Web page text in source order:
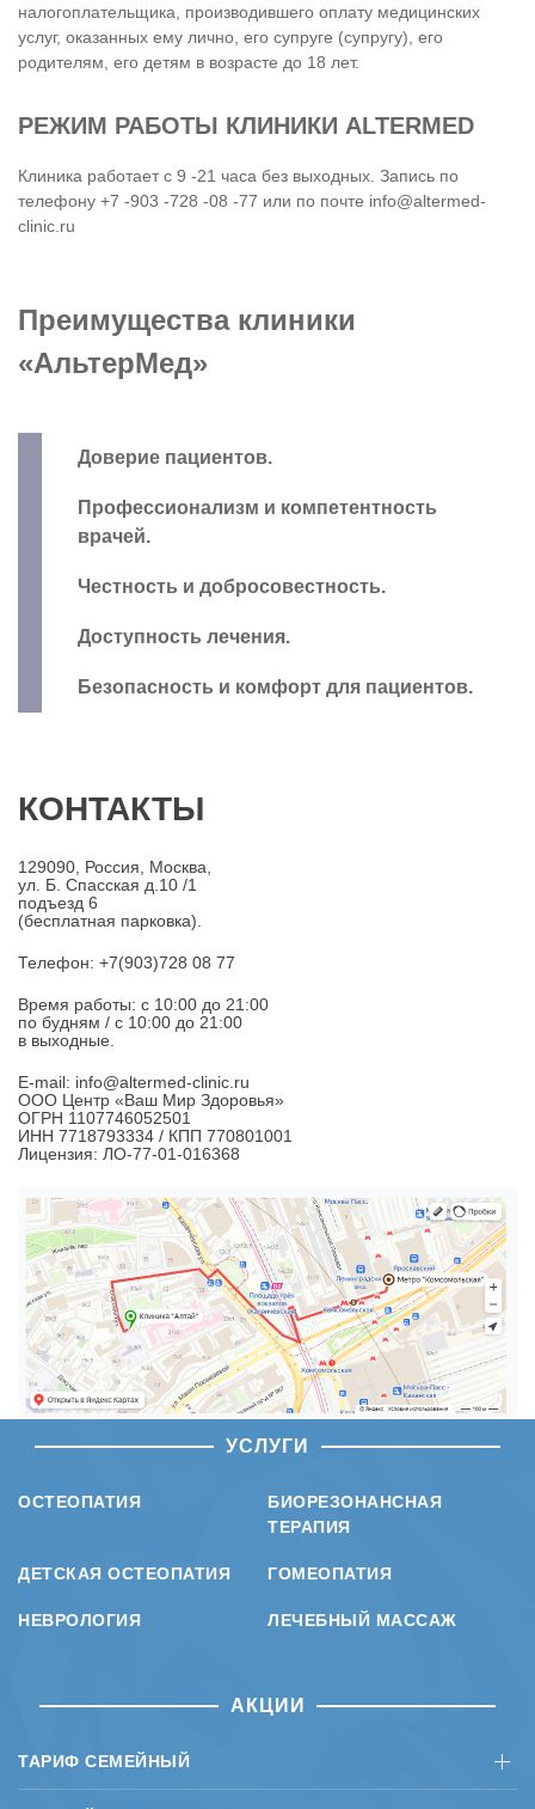
налогоплательщика, производившего оплату медицинских
услуг, оказанных ему лично, его супруге (супругу), его
родителям, его детям в возрасте до 18 лет.
РЕЖИМ РАБОТЫ КЛИНИКИ ALTERMED
Клиника работает с 9 -21 часа без выходных. Запись по
телефону +7 -903 -728 -08 -77 или по почте info@altermed-
clinic.ru
Преимущества клиники
«АльтерМед»
Доверие пациентов.
Профессионализм и компетентность
врачей.
Честность и добросовестность.
Доступность лечения.
Безопасность и комфорт для пациентов.
КОНТАКТЫ
129090, Россия, Москва,
ул. Б. Спасская д.10 /1
подъезд 6
(бесплатная парковка).
Телефон: +7(903)728 08 77
Время работы: c 10:00 до 21:00
по будням / с 10:00 до 21:00
в выходные.
E-mail: info@altermed-clinic.ru
ООО Центр «Ваш Мир Здоровья»
ОГРН 1107746052501
ИНН 7718793334 / КПП 770801001
Лицензия: ЛО-77-01-016368
УСЛУГИ
ОСТЕОПАТИЯ
БИОРЕЗОНАНСНАЯ
ТЕРАПИЯ
ДЕТСКАЯ ОСТЕОПАТИЯ ГОМЕОПАТИЯ
НЕВРОЛОГИЯ ЛЕЧЕБНЫЙ МАССАЖ
АКЦИИ
ТАРИФ СЕМЕЙНЫЙ